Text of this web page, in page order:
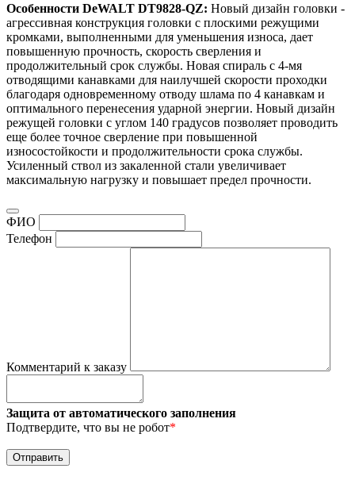
Особенности DeWALT DT9828-QZ: Новый дизайн головки -
агрессивная конструкция головки с плоскими режущими
кромками, выполненными для уменьшения износа, дает
повышенную прочность, скорость сверления и
продолжительный срок службы. Новая спираль с 4-мя
отводящими канавками для наилучшей скорости проходки
благодаря одновременному отводу шлама по 4 канавкам и
оптимального перенесения ударной энергии. Новый дизайн
режущей головки с углом 140 градусов позволяет проводить
еще более точное сверление при повышенной
износостойкости и продолжительности срока службы.
Усиленный ствол из закаленной стали увеличивает
максимальную нагрузку и повышает предел прочности.
ФИО
Телефон
Комментарий к заказу
Защита от автоматического заполнения
Подтвердите, что вы не робот*